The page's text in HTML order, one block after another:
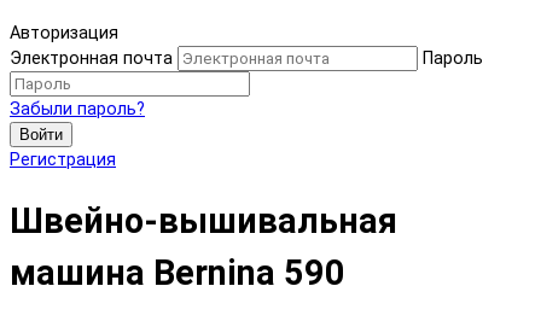
Авторизация
Электронная почта
Пароль
Забыли пароль?
Войти
Регистрация
Швейно-вышивальная
машина Bernina 590